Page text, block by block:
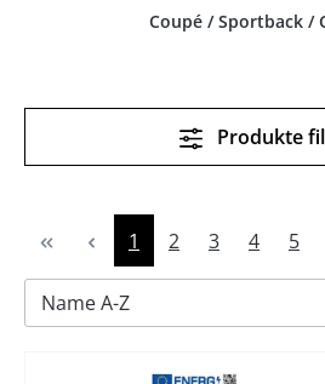
Coupé / Sportback /
Produkte
Seite
1 Seite
2 Seite
3 Seite
4 Seite
5